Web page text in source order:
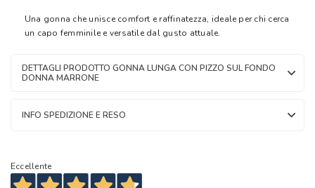
Una gonna che unisce comfort e raffinatezza, ideale per chi cerca
un capo femminile e versatile dal gusto attuale.
DETTAGLI PRODOTTO GONNA LUNGA CON PIZZO SUL FONDO
DONNA MARRONE
INFO SPEDIZIONE E RESO
Eccellente